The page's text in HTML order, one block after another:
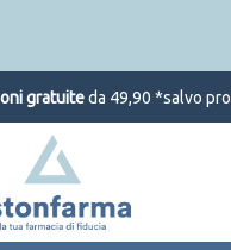
gratuiteda 49,90 *salvo